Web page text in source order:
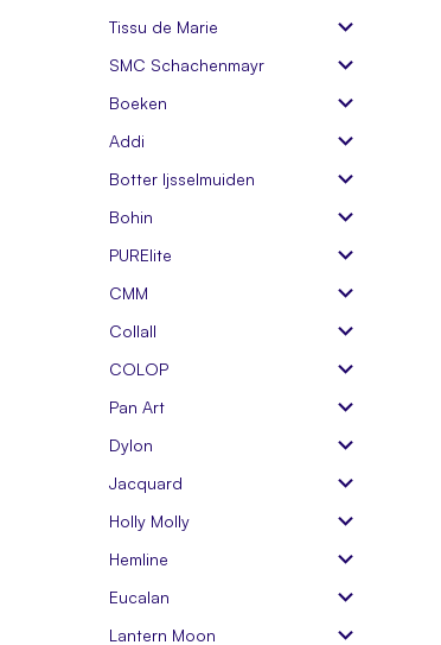
Tissu de Marie
SMC Schachenmayr
Boeken
Addi
Botter Ijsselmuiden
Bohin
PURElite
CMM
Collall
COLOP
Pan Art
Dylon
Jacquard
Holly Molly
Hemline
Eucalan
Lantern Moon